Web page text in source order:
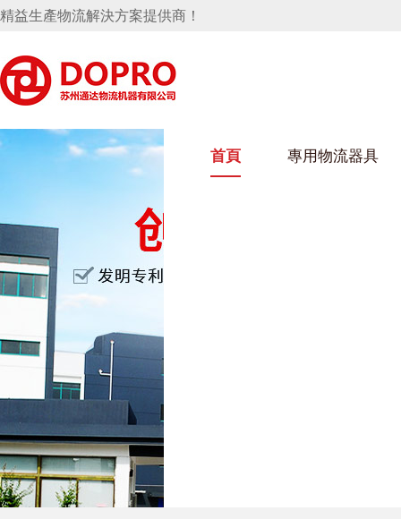
精益生產物流解決方案提供商！
首頁 專用物流器具
好色视频APP下载架
變速箱托盤 保險杠料架
輪胎架
轉向機料架
消聲器料架
懸掛料架
手推車
網箱
氣瓶料架
隱藏式馬桶水箱支架
汽車行業
衛浴行業